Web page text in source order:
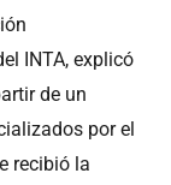
INTA, explicó
de un
por el
recibió la